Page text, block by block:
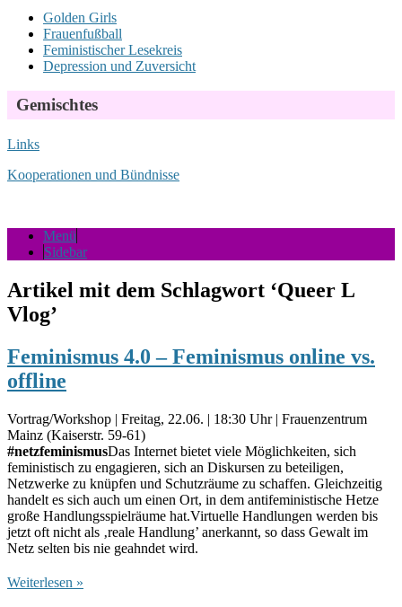
Golden Girls
Frauenfußball
Feministischer Lesekreis
Depression und Zuversicht
Gemischtes
Links
Kooperationen und Bündnisse
Menü
Sidebar
Artikel mit dem Schlagwort ‘Queer L
Vlog’
Feminismus 4.0 – Feminismus online vs.
offline
Vortrag/Workshop | Freitag, 22.06. | 18:30 Uhr | Frauenzentrum
Mainz (Kaiserstr. 59-61)
#netzfeminismusDas Internet bietet viele Möglichkeiten, sich
feministisch zu engagieren, sich an Diskursen zu beteiligen,
Netzwerke zu knüpfen und Schutzräume zu schaffen. Gleichzeitig
handelt es sich auch um einen Ort, in dem antifeministische Hetze
große Handlungsspielräume hat.Virtuelle Handlungen werden bis
jetzt oft nicht als ‚reale Handlung’ anerkannt, so dass Gewalt im
Netz selten bis nie geahndet wird.
Weiterlesen